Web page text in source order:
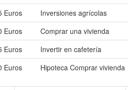
Euros
Inversiones agrícolas
Euros
Comprar una vivienda
Euros
Invertir en cafetería
Euros Hipoteca Comprar vivienda